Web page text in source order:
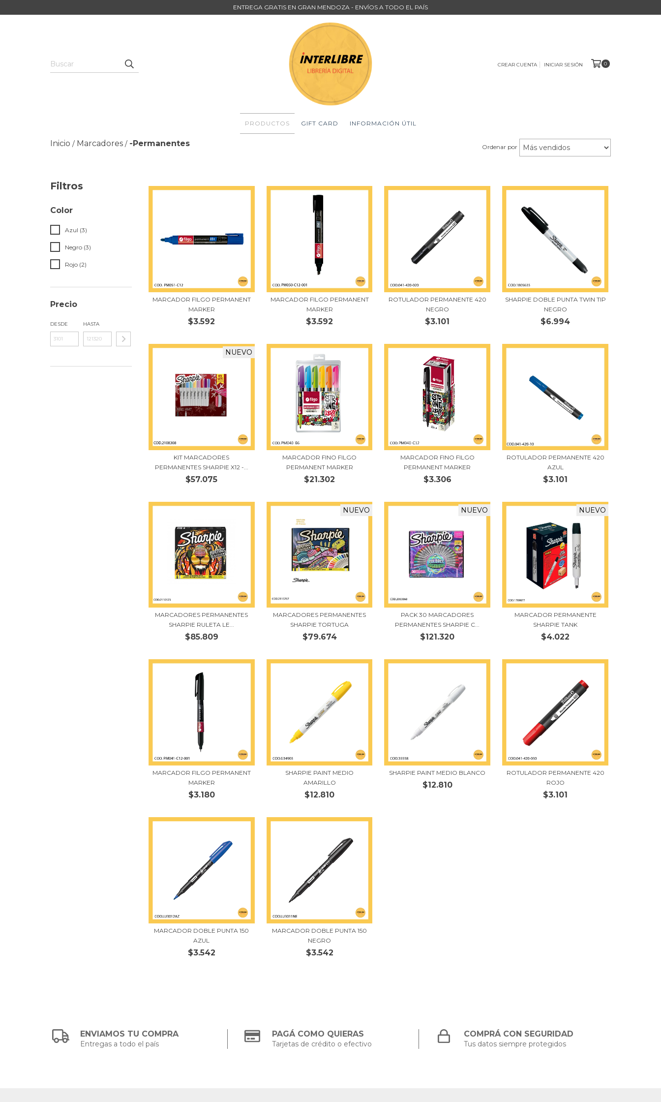
ENTREGA GRATIS EN GRAN MENDOZA - ENVÍOS A TODO EL PAÍS
CREAR CUENTA INICIAR SESIÓN 0
PRODUCTOS GIFT CARD INFORMACIÓN ÚTIL
Inicio / Marcadores / -Permanentes Ordenar por
Filtros
Color
Azul (3)
Negro (3)
Rojo (2)
Precio
DESDE HASTA
MARCADOR FILGO PERMANENT
MARKER
$3.592
MARCADOR FILGO PERMANENT
MARKER
$3.592
ROTULADOR PERMANENTE 420
NEGRO
$3.101
SHARPIE DOBLE PUNTA TWIN TIP
NEGRO
$6.994
NUEVO
KIT MARCADORES
PERMANENTES SHARPIE X12 -...
$57.075
MARCADOR FINO FILGO
PERMANENT MARKER
$21.302
MARCADOR FINO FILGO
PERMANENT MARKER
$3.306
ROTULADOR PERMANENTE 420
AZUL
$3.101
MARCADORES PERMANENTES
SHARPIE RULETA LE...
$85.809
NUEVO
MARCADORES PERMANENTES
SHARPIE TORTUGA
$79.674
NUEVO
PACK 30 MARCADORES
PERMANENTES SHARPIE C...
$121.320
NUEVO
MARCADOR PERMANENTE
SHARPIE TANK
$4.022
MARCADOR FILGO PERMANENT
MARKER
$3.180
SHARPIE PAINT MEDIO
AMARILLO
$12.810
SHARPIE PAINT MEDIO BLANCO
$12.810
ROTULADOR PERMANENTE 420
ROJO
$3.101
MARCADOR DOBLE PUNTA 150
AZUL
$3.542
MARCADOR DOBLE PUNTA 150
NEGRO
$3.542
ENVIAMOS TU COMPRA
Entregas a todo el país
PAGÁ COMO QUIERAS
Tarjetas de crédito o efectivo
COMPRÁ CON SEGURIDAD
Tus datos siempre protegidos